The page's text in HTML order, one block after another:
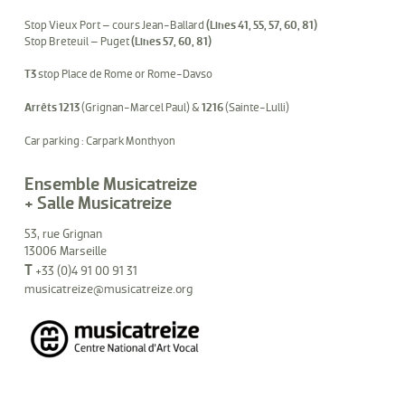
Stop Vieux Port – cours Jean-Ballard (Lines 41, 55, 57, 60, 81)
Stop Breteuil – Puget(Lines 57, 60, 81)
T3stop Place de Rome or Rome-Davso
Arrêts 1213(Grignan-Marcel Paul) & 1216(Sainte-Lulli)
Car parking : Carpark Monthyon
Ensemble Musicatreize
+ Salle Musicatreize
53, rue Grignan
13006 Marseille
T+33 (0)4 91 00 91 31
musicatreize@musicatreize.org